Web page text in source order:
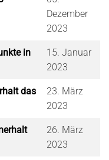
Dezember
2023
in
15. Januar
2023
das
23. März
2023
26. März
2023